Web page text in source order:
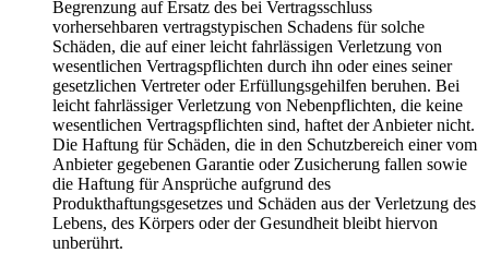
Begrenzung auf Ersatz des bei Vertragsschluss
vorhersehbaren vertragstypischen Schadens für solche
Schäden, die auf einer leicht fahrlässigen Verletzung von
wesentlichen Vertragspflichten durch ihn oder eines seiner
gesetzlichen Vertreter oder Erfüllungsgehilfen beruhen. Bei
leicht fahrlässiger Verletzung von Nebenpflichten, die keine
wesentlichen Vertragspflichten sind, haftet der Anbieter nicht.
Die Haftung für Schäden, die in den Schutzbereich einer vom
Anbieter gegebenen Garantie oder Zusicherung fallen sowie
die Haftung für Ansprüche aufgrund des
Produkthaftungsgesetzes und Schäden aus der Verletzung des
Lebens, des Körpers oder der Gesundheit bleibt hiervon
unberührt.